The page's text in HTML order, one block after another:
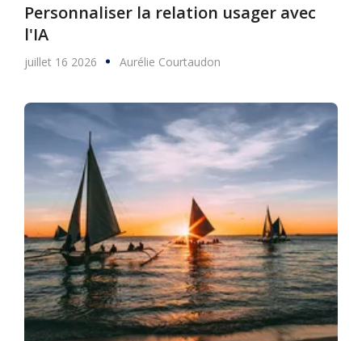
Personnaliser la relation usager avec
l'IA
juillet 16 2026 Aurélie Courtaudon